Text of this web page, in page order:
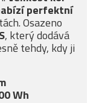
perfektní
Osazeno
, který dodává
tehdy, kdy ji
Wh